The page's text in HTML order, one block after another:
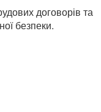
договорів та
безпеки.